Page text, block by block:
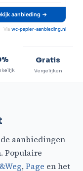
aanbieding →
Via wc-papier-aanbieding.nl
Gratis
Vergelijken
aanbiedingen
Populaire
,Page en het